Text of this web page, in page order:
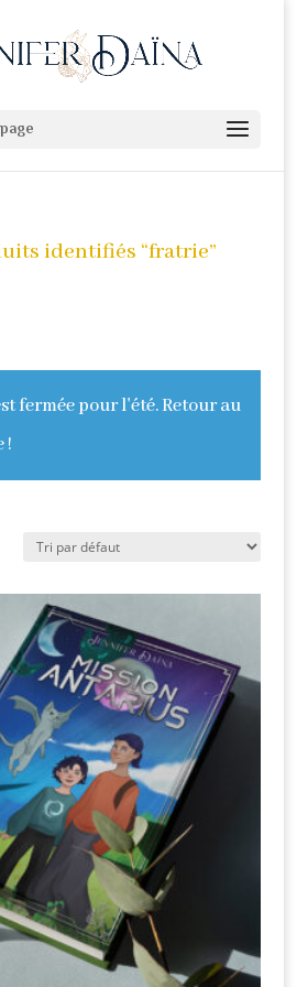
identifiés “fratrie”
fermée pour l'été. Retour au
!